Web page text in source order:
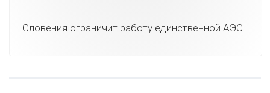
Словения ограничит работу единственной АЭС